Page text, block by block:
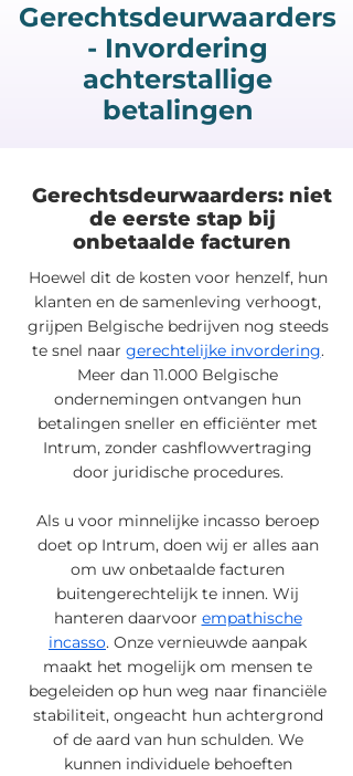
Gerechtsdeurwaarders
- Invordering
achterstallige
betalingen
Gerechtsdeurwaarders: niet
de eerste stap bij
onbetaalde facturen
Hoewel dit de kosten voor henzelf, hun
klanten en de samenleving verhoogt,
grijpen Belgische bedrijven nog steeds
te snel naar gerechtelijke invordering.
Meer dan 11.000 Belgische
ondernemingen ontvangen hun
betalingen sneller en efficiënter met
Intrum, zonder cashflowvertraging
door juridische procedures.
Als u voor minnelijke incasso beroep
doet op Intrum, doen wij er alles aan
om uw onbetaalde facturen
buitengerechtelijk te innen. Wij
hanteren daarvoor empathische
incasso. Onze vernieuwde aanpak
maakt het mogelijk om mensen te
begeleiden op hun weg naar financiële
stabiliteit, ongeacht hun achtergrond
of de aard van hun schulden. We
kunnen individuele behoeften